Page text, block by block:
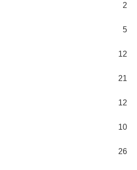
2
5
12
21
12
10
26